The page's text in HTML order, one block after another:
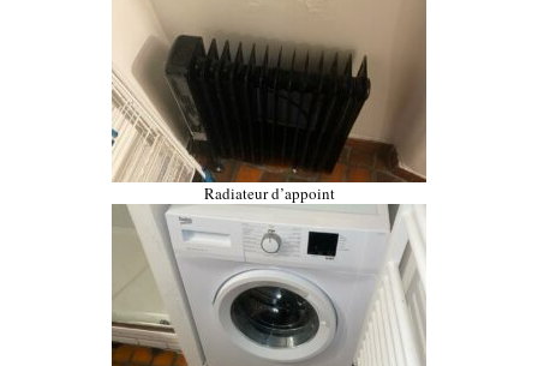
Radiateur d’appoint